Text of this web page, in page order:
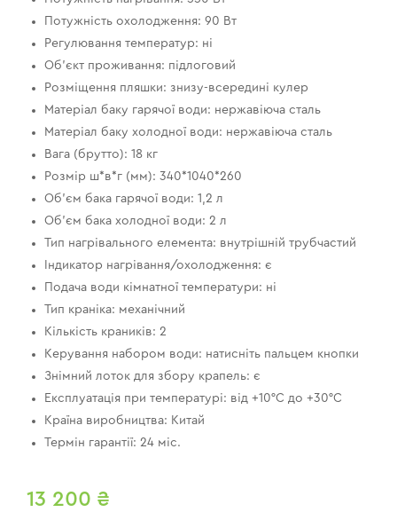
Потужність охолодження: 90 Вт
Регулювання температур: ні
Об’єкт проживання: підлоговий
Розміщення пляшки: знизу-всередині кулер
Матеріал баку гарячої води: нержавіюча сталь
Матеріал баку холодної води: нержавіюча сталь
Вага (брутто): 18 кг
Розмір ш*в*г (мм): 340*1040*260
Об’єм бака гарячої води: 1,2 л
Об’єм бака холодної води: 2 л
Тип нагрівального елемента: внутрішній трубчастий
Індикатор нагрівання/охолодження: є
Подача води кімнатної температури: ні
Тип краніка: механічний
Кількість краників: 2
Керування набором води: натисніть пальцем кнопки
Знімний лоток для збору крапель: є
Експлуатація при температурі: від +10°C до +30°C
Країна виробництва: Китай
Термін гарантії: 24 міс.
13 200 ₴